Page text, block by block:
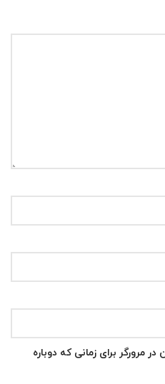
مرورگر برای زمانی که دوباره